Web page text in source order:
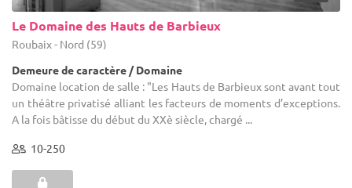
Le Domaine des Hauts de Barbieux
Roubaix - Nord (59)
Demeure de caractère / Domaine
Domaine location de salle : "Les Hauts de Barbieux sont avant tout
un théâtre privatisé alliant les facteurs de moments d’exceptions.
A la fois bâtisse du début du XXè siècle, chargé ...
10-250